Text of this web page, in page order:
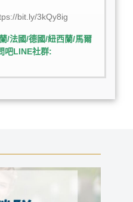
bit.ly/3kQy8ig
/法國/德國/紐西蘭/馬爾
吧LINE社群: